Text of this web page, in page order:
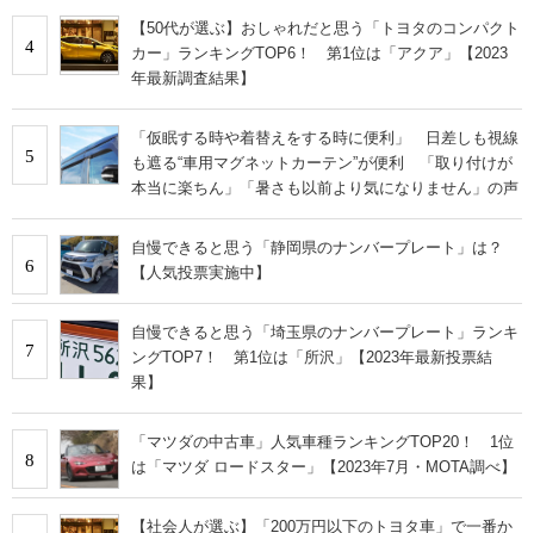
4
【50代が選ぶ】おしゃれだと思う「トヨタのコンパクト
カー」ランキングTOP6！ 第1位は「アクア」【2023
年最新調査結果】
5
「仮眠する時や着替えをする時に便利」 日差しも視線
も遮る“車用マグネットカーテン”が便利 「取り付けが
本当に楽ちん」「暑さも以前より気になりません」の声
6
自慢できると思う「静岡県のナンバープレート」は？
【人気投票実施中】
7
自慢できると思う「埼玉県のナンバープレート」ランキ
ングTOP7！ 第1位は「所沢」【2023年最新投票結
果】
8
「マツダの中古車」人気車種ランキングTOP20！ 1位
は「マツダ ロードスター」【2023年7月・MOTA調べ】
【社会人が選ぶ】「200万円以下のトヨタ車」で一番か